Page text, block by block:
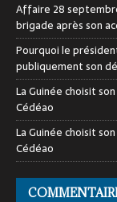
Affaire 28
brigade après son
Pourquoi le
publiquement son
La Guinée choisit
Cédéao
La Guinée choisit
Cédéao